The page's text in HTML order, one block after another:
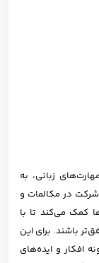
زبانی، به
در مکالمات و
کمک می‌کند تا با
باشند. برای این
افکار و ایده‌های